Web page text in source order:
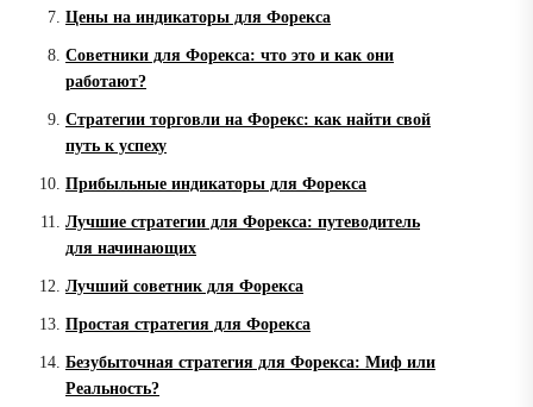
Цены на индикаторы для Форекса
Советники для Форекса: что это и как они
работают?
Стратегии торговли на Форекс: как найти свой
путь к успеху
Прибыльные индикаторы для Форекса
Лучшие стратегии для Форекса: путеводитель
для начинающих
Лучший советник для Форекса
Простая стратегия для Форекса
Безубыточная стратегия для Форекса: Миф или
Реальность?